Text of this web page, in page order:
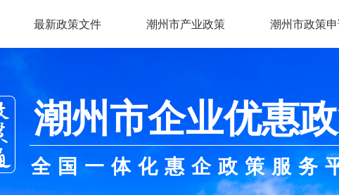
最新政策文件 潮州市产业政策 潮州市政策
潮州市企业优惠
全国一体化惠企政策服务